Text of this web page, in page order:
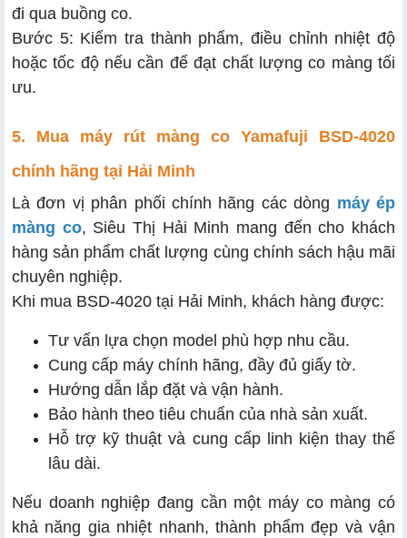
đi qua buồng co.
Bước 5: Kiểm tra thành phẩm, điều chỉnh nhiệt độ
hoặc tốc độ nếu cần để đạt chất lượng co màng tối
ưu.
5. Mua máy rút màng co Yamafuji BSD-4020
chính hãng tại Hải Minh
Là đơn vị phân phối chính hãng các dòng máy ép
màng co, Siêu Thị Hải Minh mang đến cho khách
hàng sản phẩm chất lượng cùng chính sách hậu mãi
chuyên nghiệp.
Khi mua BSD-4020 tại Hải Minh, khách hàng được:
Tư vấn lựa chọn model phù hợp nhu cầu.
Cung cấp máy chính hãng, đầy đủ giấy tờ.
Hướng dẫn lắp đặt và vận hành.
Bảo hành theo tiêu chuẩn của nhà sản xuất.
Hỗ trợ kỹ thuật và cung cấp linh kiện thay thế
lâu dài.
Nếu doanh nghiệp đang cần một máy co màng có
khả năng gia nhiệt nhanh, thành phẩm đẹp và vận